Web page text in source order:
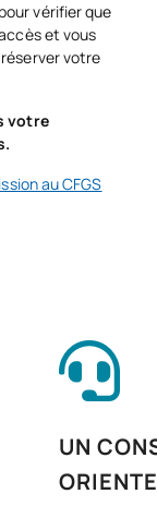
60
ECTS
vérifier que
et vous
votre
votre
au CFGS
UN